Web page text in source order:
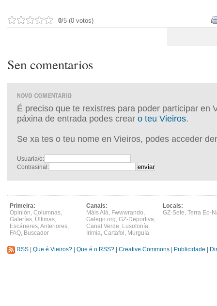
0/5 (0 votos)
Sen comentarios
É preciso que te rexistres para poder participar en
páxina de entrada podes crear o teu Vieiros.
Se xa tes o teu nome en Vieiros, podes acceder
Usuaria/o:
Contrasinal:
Primeira:
Opinión, Columnas,
Galerías, Últimas,
Escáneres,Anteriores,
FAQ, Buscador
Canais:
Máis Alá, Fwwwrando,
Galego.org, GZ-Deportiva,
Canal Verde, Lusofonía,
Irimia, Cartafol , Murguía
Locais:
GZ-Sete, Terra Eo-
RSS Que é Vieiros? Que é o RSS? Creative Commons Publicidade